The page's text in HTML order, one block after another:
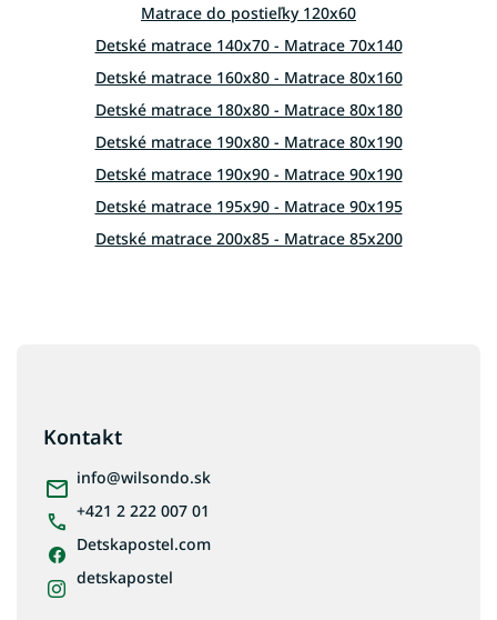
e
p
r
v
k
y
v
ý
p
i
s
u
Matrace do postieľky 120x60
Detské matrace 140x70 - Matrace 70x140
Detské matrace 160x80 - Matrace 80x160
Detské matrace 180x80 - Matrace 80x180
Detské matrace 190x80 - Matrace 80x190
Detské matrace 190x90 - Matrace 90x190
Detské matrace 195x90 - Matrace 90x195
Detské matrace 200x85 - Matrace 85x200
Kontakt
info@wilsondo.sk
+421 2 222 007 01
Detskapostel.com
detskapostel